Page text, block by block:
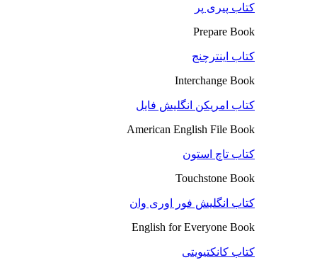
کتاب پیری پر
Prepare Book
کتاب اینترچنج
Interchange Book
کتاب امریکن انگلیش فایل
American English File Book
کتاب تاچ استون
Touchstone Book
کتاب انگلیش فور اوری وان
English for Everyone Book
کتاب کانکتیویتی